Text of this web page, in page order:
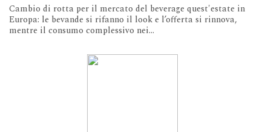
Cambio di rotta per il mercato del beverage quest'estate in
Europa: le bevande si rifanno il look e l’offerta si rinnova,
mentre il consumo complessivo nei...